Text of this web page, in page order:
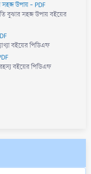
সহজ উপায় - PDF
বুঝার সহজ উপায় বইয়ের
বইয়ের পিডিএফ
বইয়ের পিডিএফ